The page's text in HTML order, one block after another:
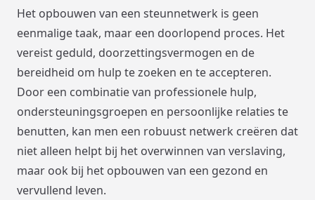
Het opbouwen van een steunnetwerk is geen
eenmalige taak, maar een doorlopend proces. Het
vereist geduld, doorzettingsvermogen en de
bereidheid om hulp te zoeken en te accepteren.
Door een combinatie van professionele hulp,
ondersteuningsgroepen en persoonlijke relaties te
benutten, kan men een robuust netwerk creëren dat
niet alleen helpt bij het overwinnen van verslaving,
maar ook bij het opbouwen van een gezond en
vervullend leven.